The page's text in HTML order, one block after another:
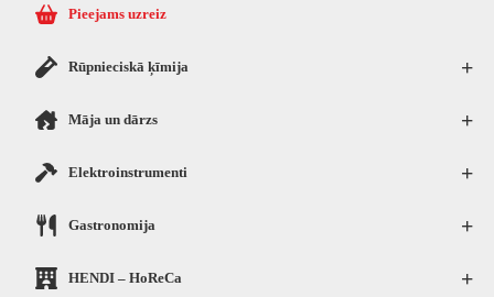
Pieejams uzreiz
+
Rūpnieciskā ķīmija
+
Māja un dārzs
+
Elektroinstrumenti
+
Gastronomija
+
HENDI – HoReCa